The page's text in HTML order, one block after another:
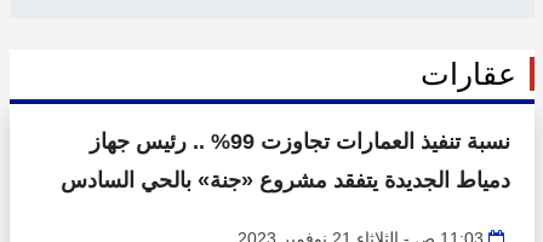
عقارات
نسبة تنفيذ العمارات تجاوزت 99% .. رئيس جهاز
دمياط الجديدة يتفقد مشروع «جنة» بالحي السادس